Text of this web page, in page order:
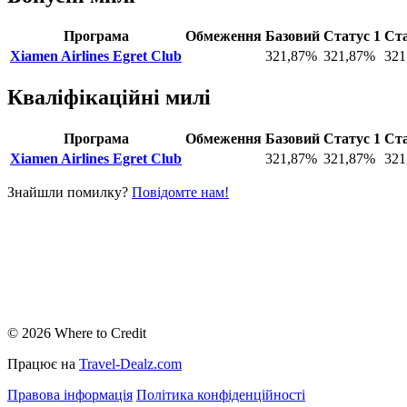
Програма Обмеження Базовий Статус 1
Xiamen Airlines Egret Club
321,87% 321,87%
Кваліфікаційні милі
Програма Обмеження Базовий Статус 1
Xiamen Airlines Egret Club
321,87% 321,87%
Знайшли помилку? Повідомте нам!
© 2026 Where to Credit
Працює на Travel-Dealz.com
Правова інформація Політика конфіденційності